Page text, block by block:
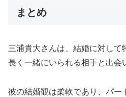
まとめ
三浦貴大さんは、結婚に対して
長く一緒にいられる相手と出会
彼の結婚観は柔軟であり、パー